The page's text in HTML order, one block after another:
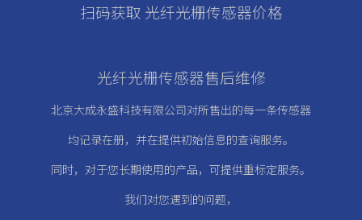
扫码获取 光纤光栅传感器价格
光纤光栅传感器售后维修
北京大成永盛科技有限公司对所售出的每一条传感器
均记录在册， 并在提供初始信息的查询服务。
同时，对于您长期使用的产品，可提供重标定服务。
我们对您遇到的问题，